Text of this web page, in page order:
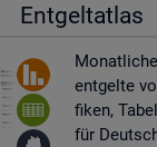
Ent­gel­t­at­las
ent­gel­te
fi­ken,
für